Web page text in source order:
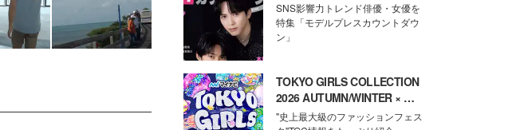
SNS影響力トレンド俳優・女優を
特集「モデルプレスカウントダウ
ン」
TOKYO GIRLS COLLECTION
2026 AUTUMN/WINTER × モ
デルプレス
"史上最大級のファッションフェス